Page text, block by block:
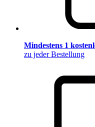
Mindestens 1
zu jeder Bestellung